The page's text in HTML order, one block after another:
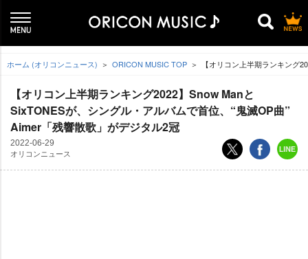
ホーム (オリコンニュース) ORICON MUSIC TOP 【オリコン上半期ランキング
【オリコン上半期ランキング2022】Snow Manと
SixTONESが、シングル・アルバムで首位、“鬼滅OP曲”
Aimer「残響散歌」がデジタル2冠
2022-06-29
オリコンニュース